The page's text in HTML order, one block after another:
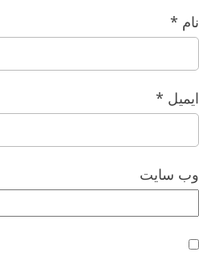
نام *
ایمیل *
وب‌ سایت